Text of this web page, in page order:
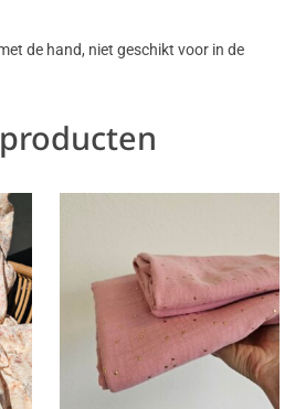
de hand, niet geschikt voor in de